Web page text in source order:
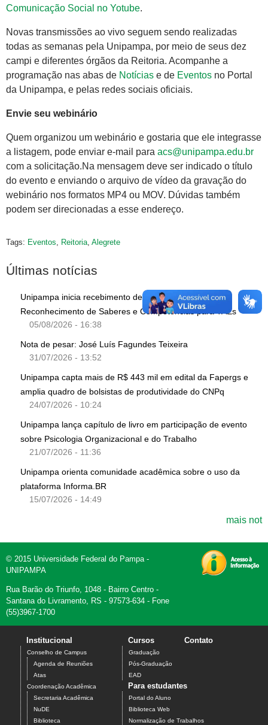
Comunicação Social no Yotube.
Novas transmissões ao vivo seguem sendo realizadas
todas as semanas pela Unipampa, por meio de seus dez
campi e diferentes órgãos da Reitoria. Acompanhe a
programação nas abas de Notícias e de Eventos no Portal
da Unipampa, e pelas redes sociais oficiais.
Envie seu webinário
Quem organizou um webinário e gostaria que ele integrasse
a listagem, pode enviar e-mail para acs@unipampa.edu.br
com a solicitação.Na mensagem deve ser indicado o título
do evento e enviando o arquivo de vídeo da gravação do
webinário nos formatos MP4 ou MOV. Dúvidas também
podem ser direcionadas a esse endereço.
Tags: Eventos, Reitoria, Alegrete
Últimas notícias
Unipampa inicia recebimento de solicitações de
Reconhecimento de Saberes e Competências para TAEs
05/08/2026 - 16:38
Nota de pesar: José Luís Fagundes Teixeira
31/07/2026 - 13:52
Unipampa capta mais de R$ 443 mil em edital da Fapergs e
amplia quadro de bolsistas de produtividade do CNPq
24/07/2026 - 10:24
Unipampa lança capítulo de livro em participação de evento
sobre Psicologia Organizacional e do Trabalho
21/07/2026 - 11:36
Unipampa orienta comunidade acadêmica sobre o uso da
plataforma Informa.BR
15/07/2026 - 14:49
mais not
© 2015 Universidade Federal do Pampa -
UNIPAMPA
Rua Barão do Triunfo, 1048 - Bairro Centro -
Santana do Livramento, RS - 97573-634 - Fone
(55)3967-1700
Institucional
Conselho de Campus
Agenda de Reuniões
Atas
Coordenação Acadêmica
Secretaria Acadêmica
NuDE
Biblioteca
Cursos
Graduação
Pós-Graduação
EAD
Contato
Para estudantes
Portal do Aluno
Biblioteca Web
Normalização de Trabalhos